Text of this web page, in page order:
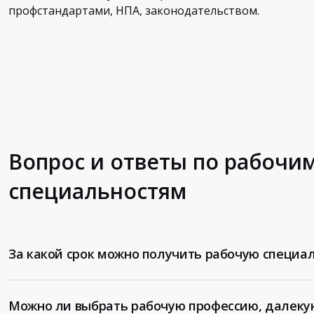
профстандартами, НПА, законодательством.
Вопрос и ответы по
специальностям
За какой срок можно получить рабочую
Можно ли выбрать рабочую профессию,